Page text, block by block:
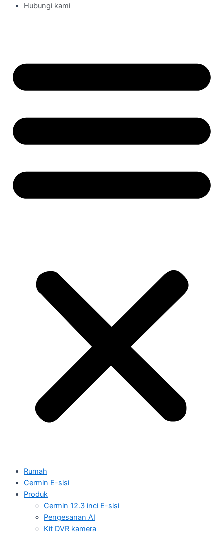
Hubungi kami
Rumah
Cermin E-sisi
Produk
Cermin 12.3 inci E-sisi
Pengesanan AI
Kit DVR kamera